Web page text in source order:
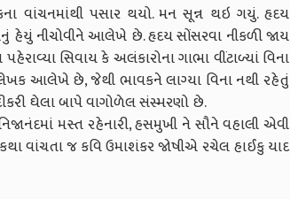
વાંચનમાંથી પસાર થયો. મન સૂન્ન થઇ ગયું. હૃદય
હેયું નીચોવીને આલેખે છે. હૃદય સોંસરવા નીકળી જાય
સિવાય કે અલંકારોના ગાભા વીંટાળ્યાં વિના
લેખક આલેખે છે, જેથી ભાવકને લાગ્યા વિના નથી રહેતું
ઘેલા બાપે વાગોળેલ સંસ્મરણો છે.
મસ્ત રહેનારી, હસમુખી ને સૌને વહાલી એવી
વાંચતા જ કવિ ઉમાશંકર જોષીએ રચેલ હાઈકુ યાદ